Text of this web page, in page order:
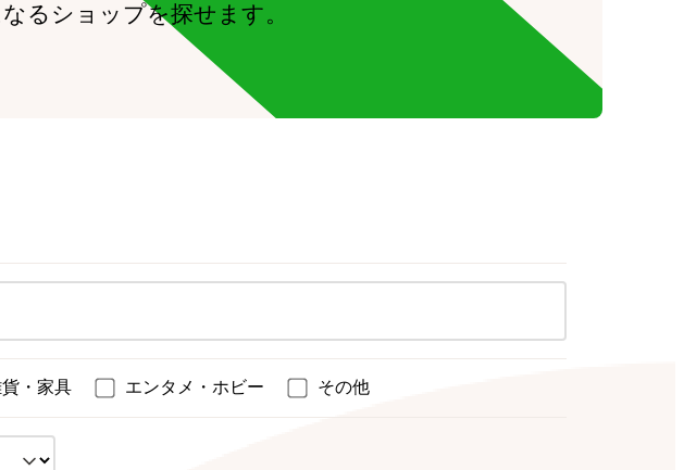
るショップを探せます。
・家具 エンタメ・ホビー その他